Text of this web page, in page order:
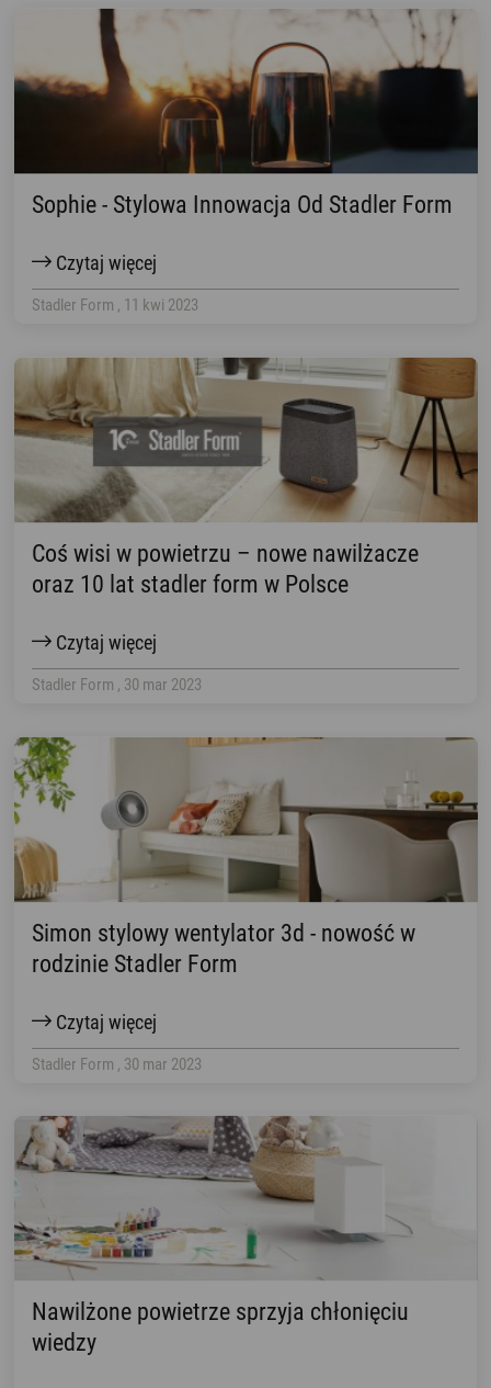
Sophie - Stylowa Innowacja Od Stadler Form
Czytaj więcej
Stadler Form , 11 kwi 2023
Coś wisi w powietrzu – nowe nawilżacze
oraz 10 lat stadler form w Polsce
Czytaj więcej
Stadler Form , 30 mar 2023
Simon stylowy wentylator 3d - nowość w
rodzinie Stadler Form
Czytaj więcej
Stadler Form , 30 mar 2023
Nawilżone powietrze sprzyja chłonięciu
wiedzy